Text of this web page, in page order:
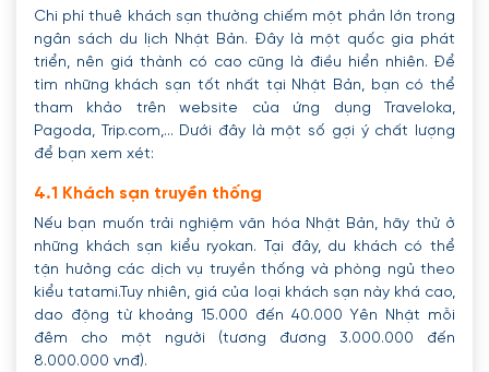
Chi phí thuê khách sạn thường chiếm một phần lớn trong
ngân sách du lịch Nhật Bản. Đây là một quốc gia phát
triển, nên giá thành có cao cũng là điều hiển nhiên. Để
tìm những khách sạn tốt nhất tại Nhật Bản, bạn có thể
tham khảo trên website của ứng dụng Traveloka,
Pagoda, Trip.com,... Dưới đây là một số gợi ý chất lượng
để bạn xem xét:
4.1 Khách sạn truyền thống
Nếu bạn muốn trải nghiệm văn hóa Nhật Bản, hãy thử ở
những khách sạn kiểu ryokan. Tại đây, du khách có thể
tận hưởng các dịch vụ truyền thống và phòng ngủ theo
kiểu tatami.Tuy nhiên, giá của loại khách sạn này khá cao,
dao động từ khoảng 15.000 đến 40.000 Yên Nhật mỗi
đêm cho một người (tương đương 3.000.000 đến
8.000.000 vnđ).